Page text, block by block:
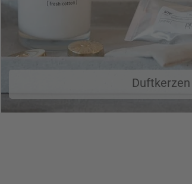
Duftkerzen